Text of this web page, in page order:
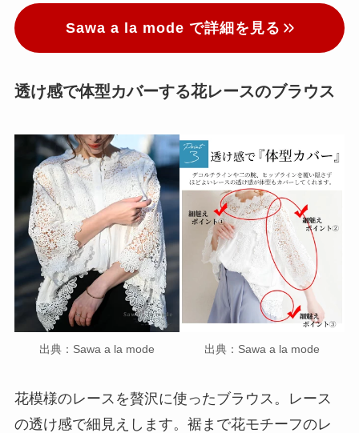
Sawa a la mode で詳細を見る
透け感で体型カバーする花レースのブラウス
出典：Sawa a la mode 出典：Sawa a la mode
花模様のレースを贅沢に使ったブラウス。レース
の透け感で細見えします。裾まで花モチーフのレ